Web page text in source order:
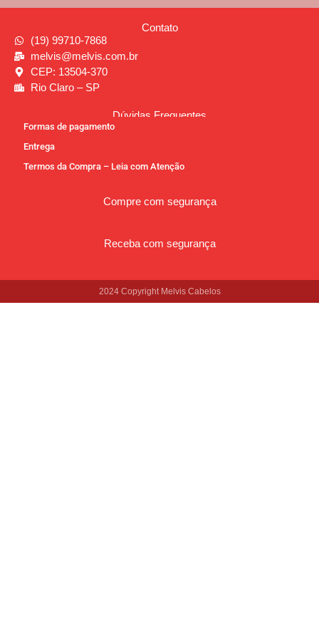
Contato
(19) 99710-7868
melvis@melvis.com.br
CEP: 13504-370
Rio Claro – SP
Dúvidas Frequentes
Formas de pagamento
Entrega
Termos da Compra – Leia com Atenção
Compre com segurança
Receba com segurança
2024 Copyright Melvis Cabelos